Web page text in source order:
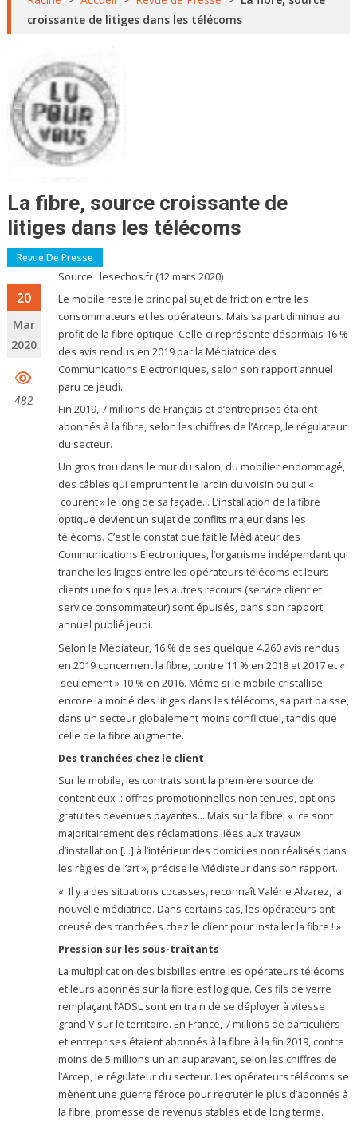
croissante de litiges dans les télécoms
La fibre, source croissante de
litiges dans les télécoms
Revue De Presse
20
Mar
2020
482
Source : lesechos.fr (12 mars 2020)
Le mobile reste le principal sujet de friction entre les
consommateurs et les opérateurs. Mais sa part diminue au
profit de la fibre optique. Celle-ci représente désormais 16 %
des avis rendus en 2019 par la Médiatrice des
Communications Electroniques, selon son rapport annuel
paru ce jeudi.
Fin 2019, 7 millions de Français et d’entreprises étaient
abonnés à la fibre, selon les chiffres de l’Arcep, le régulateur
du secteur.
Un gros trou dans le mur du salon, du mobilier endommagé,
des câbles qui empruntent le jardin du voisin ou qui «
courent » le long de sa façade… L’installation de la fibre
optique devient un sujet de conflits majeur dans les
télécoms. C’est le constat que fait le Médiateur des
Communications Electroniques, l’organisme indépendant qui
tranche les litiges entre les opérateurs télécoms et leurs
clients une fois que les autres recours (service client et
service consommateur) sont épuisés, dans son rapport
annuel publié jeudi.
Selon le Médiateur, 16 % de ses quelque 4.260 avis rendus
en 2019 concernent la fibre, contre 11 % en 2018 et 2017 et «
seulement » 10 % en 2016. Même si le mobile cristallise
encore la moitié des litiges dans les télécoms, sa part baisse,
dans un secteur globalement moins conflictuel, tandis que
celle de la fibre augmente.
Des tranchées chez le client
Sur le mobile, les contrats sont la première source de
contentieux : offres promotionnelles non tenues, options
gratuites devenues payantes… Mais sur la fibre, « ce sont
majoritairement des réclamations liées aux travaux
d’installation […] à l’intérieur des domiciles non réalisés dans
les règles de l’art », précise le Médiateur dans son rapport.
« Il y a des situations cocasses, reconnaît Valérie Alvarez, la
nouvelle médiatrice. Dans certains cas, les opérateurs ont
creusé des tranchées chez le client pour installer la fibre ! »
Pression sur les sous-traitants
La multiplication des bisbilles entre les opérateurs télécoms
et leurs abonnés sur la fibre est logique. Ces fils de verre
remplaçant l’ADSL sont en train de se déployer à vitesse
grand V sur le territoire. En France, 7 millions de particuliers
et entreprises étaient abonnés à la fibre à la fin 2019, contre
moins de 5 millions un an auparavant, selon les chiffres de
l’Arcep, le régulateur du secteur. Les opérateurs télécoms se
mènent une guerre féroce pour recruter le plus d’abonnés à
la fibre, promesse de revenus stables et de long terme.